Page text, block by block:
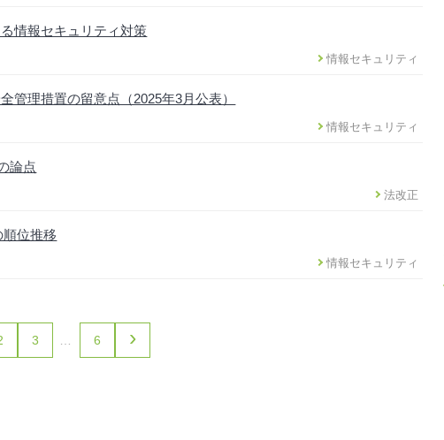
情報セキュリティ対策
情報セキュリティ
管理措置の留意点（2025年3月公表）
情報セキュリティ
論点
法改正
位推移
情報セキュリティ
3 6 ›